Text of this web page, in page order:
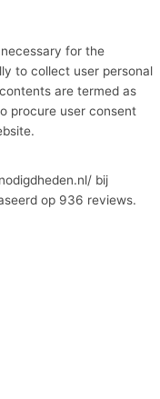
for the
to collect user personal
are termed as
procure user consent
bij
op 936 reviews.